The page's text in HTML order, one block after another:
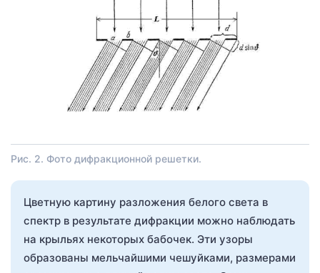
Рис. 2. Фото дифракционной решетки.
Цветную картину разложения белого света в
спектр в результате дифракции можно наблюдать
на крыльях некоторых бабочек. Эти узоры
образованы мельчайшими чешуйками, размерами